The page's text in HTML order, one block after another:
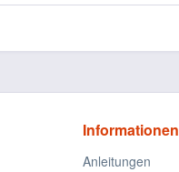
Informationen
Anleitungen